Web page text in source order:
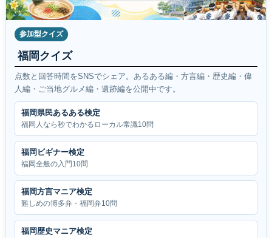
参加型クイズ
福岡クイズ
点数と回答時間をSNSでシェア。あるある編・方言編・歴史編・偉
人編・ご当地グルメ編・遺跡編を公開中です。
福岡県民あるある検定
福岡人なら秒でわかるローカル常識10問
福岡ビギナー検定
福岡全般の入門10問
福岡方言マニア検定
難しめの博多弁・福岡弁10問
福岡歴史マニア検定